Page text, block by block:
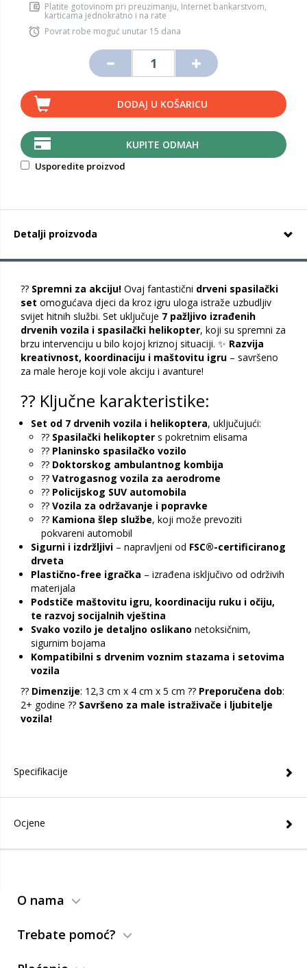
Platite gotovinom pri preuzimanju, Internet bankarstvom,
karticama jednokratno i na rate
Povrat robe moguć unutar 15 dana
DODAJ U KOŠARICU
KUPITE ODMAH
Usporedite proizvod
Detalji proizvoda
?? Spremni za akciju! Ovaj fantastični drveni spasilački
set omogućava djeci da kroz igru uloga istraže uzbudljiv
svijet hitnih službi. Set uključuje 7 pažljivo izrađenih
drvenih vozila i spasilački helikopter, koji su spremni za
brzu intervenciju u bilo kojoj kriznoj situaciji. ✨ Razvija
kreativnost, koordinaciju i maštovitu igru – savršeno
za male heroje koji vole akciju i avanture!
?? Ključne karakteristike:
Set od 7 drvenih vozila i helikoptera, uključujući:
?? Spasilački helikopter s pokretnim elisama
?? Planinsko spasilačko vozilo
?? Doktorskog ambulantnog kombija
?? Vatrogasnog vozila za aerodrome
?? Policijskog SUV automobila
??️ Vozila za održavanje i popravke
?? Kamiona šlep službe, koji može prevoziti
pokvareni automobil
Sigurni i izdržljivi – napravljeni od FSC®-certificiranog
drveta
Plastično-free igračka – izrađena isključivo od održivih
materijala
Podstiče maštovitu igru, koordinaciju ruku i očiju,
te razvoj socijalnih vještina
Svako vozilo je detaljno oslikano netoksičnim,
sigurnim bojama
Kompatibilni s drvenim voznim stazama i setovima
vozila
?? Dimenzije: 12,3 cm x 4 cm x 5 cm ?? Preporučena dob:
2+ godine ?? Savršeno za male istraživače i ljubitelje
vozila!
Specifikacije
Ocjene
O nama
Trebate pomoć?